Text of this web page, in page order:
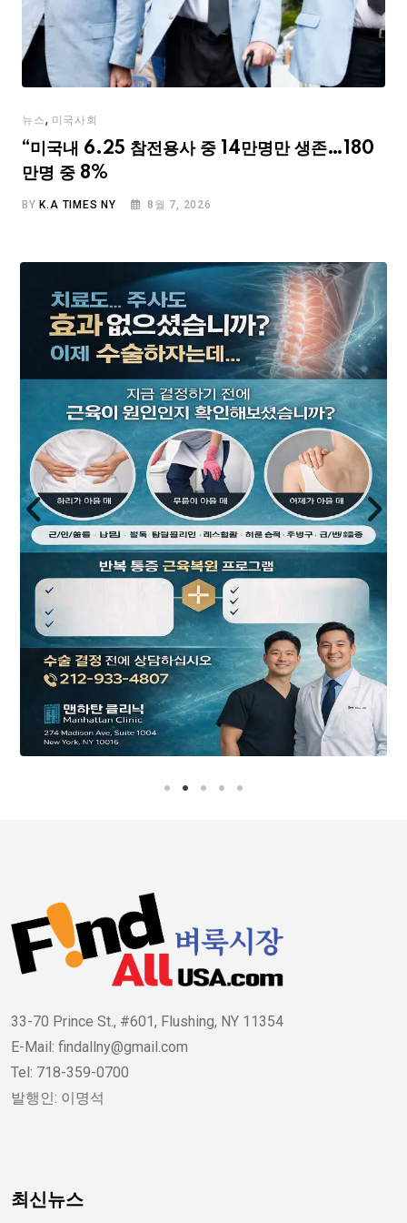
뉴스, 미국사회
“미국내 6.25 참전용사 중 14만명만 생존…180
만명 중 8%
BY K.A TIMES NY 8월 7, 2026
33-70 Prince St., #601, Flushing, NY 11354
E-Mail: findallny@gmail.com
Tel: 718-359-0700
발행인: 이명석
최신뉴스